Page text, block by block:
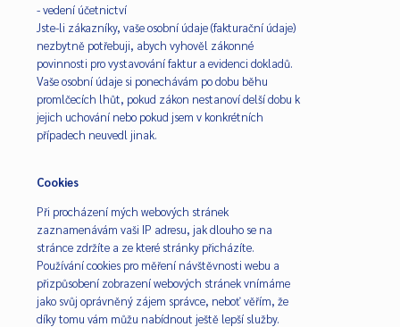
- vedení účetnictví
Jste-li zákazníky, vaše osobní údaje (fakturační údaje)
nezbytně potřebuji, abych vyhověl zákonné
povinnosti pro vystavování faktur a evidenci dokladů.
Vaše osobní údaje si ponechávám po dobu běhu
promlčecích lhůt, pokud zákon nestanoví delší dobu k
jejich uchování nebo pokud jsem v konkrétních
případech neuvedl jinak.
Cookies
Při procházení mých webových stránek
zaznamenávám vaši IP adresu, jak dlouho se na
stránce zdržíte a ze které stránky přicházíte.
Používání cookies pro měření návštěvnosti webu a
přizpůsobení zobrazení webových stránek vnímáme
jako svůj oprávněný zájem správce, neboť věřím, že
díky tomu vám můžu nabídnout ještě lepší služby.